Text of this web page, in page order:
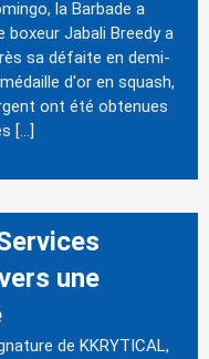
la Barbade a
Jabali Breedy a
sa défaite en demi-
d'or en squash,
ont été obtenues
[…]
une
de KKRYTICAL,